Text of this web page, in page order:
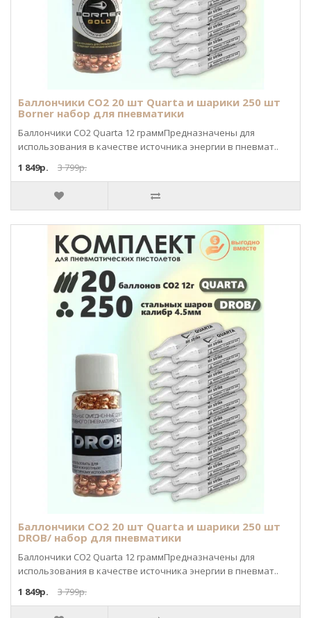
Баллончики CO2 20 шт Quarta и шарики 250 шт
Borner набор для пневматики
Баллончики CO2 Quarta 12 граммПредназначены для
использования в качестве источника энергии в пневмат..
1 849р.
3 799р.
Баллончики CO2 20 шт Quarta и шарики 250 шт
DROB/ набор для пневматики
Баллончики CO2 Quarta 12 граммПредназначены для
использования в качестве источника энергии в пневмат..
1 849р.
3 799р.